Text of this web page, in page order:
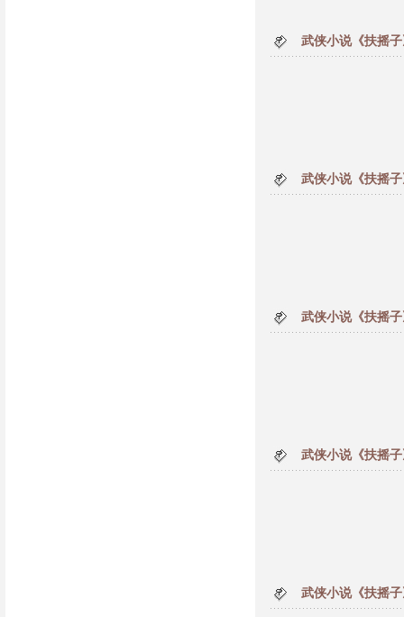
武侠小说《扶摇
武侠小说《扶摇
武侠小说《扶摇
武侠小说《扶摇
武侠小说《扶摇